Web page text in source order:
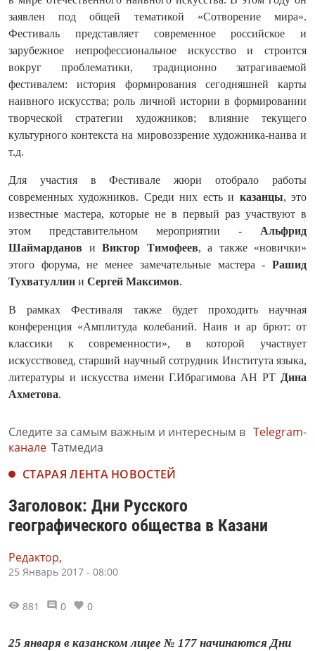
заявлен под общей тематикой «Сотворение мира».
Фестиваль представляет современное российское и
зарубежное непрофессиональное искусство и строится
вокруг проблематики, традиционно затрагиваемой
фестивалем: история формирования сегодняшней карты
наивного искусства; роль личной истории в формировании
творческой стратегии художников; влияние текущего
культурного контекста на мировоззрение художника-наива и
т.д.
Для участия в Фестивале жюри отобрало работы
современных художников. Среди них есть и казанцы, это
известные мастера, которые не в первый раз участвуют в
этом представительном мероприятии - Альфрид
Шаймарданов и Виктор Тимофеев, а также «новички»
этого форума, не менее замечательные мастера - Рашид
Тухватуллин и Сергей Максимов.
В рамках Фестиваля также будет проходить научная
конференция «Амплитуда колебаний. Наив и ар брют: от
классики к современности», в которой участвует
искусствовед, старший научный сотрудник Института языка,
литературы и искусства имени Г.Ибрагимова АН РТ Дина
Ахметова.
Следите за самым важным и интересным в Telegram-
канале Татмедиа
СТАРАЯ ЛЕНТА НОВОСТЕЙ
Заголовок: Дни Русского
географического общества в Казани
Редактор,
25 Январь 2017 - 08:00
881 0 0
25 января в казанском лицее № 177 начинаются Дни